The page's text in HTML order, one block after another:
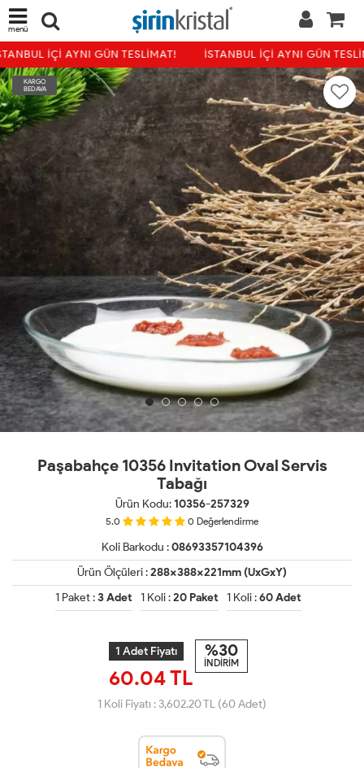
menü
İÇİ AYNI GÜN TESLİMAT! İSTANBUL İÇİ AYNI GÜN
KARGO
BEDAVA
Paşabahçe 10356 Invitation Oval Servis
Tabağı
Ürün Kodu:10356-257329
5.0 0 Değerlendirme
Koli Barkodu :08693357104396
Ürün Ölçüleri :288x388x221mm (UxGxY)
1 Paket :3 Adet 1 Koli :20 Paket 1 Koli :60 Adet
1 Adet Fiyatı
60.04 TL
%30
İNDİRİM
1 Koli Fiyatı :3,602.20TL (60 Adet)